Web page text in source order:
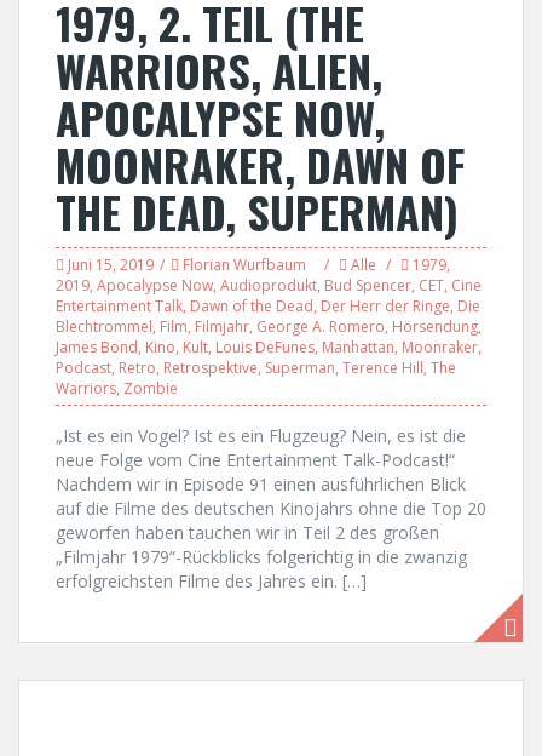
1979, 2. TEIL (THE
WARRIORS, ALIEN,
APOCALYPSE NOW,
MOONRAKER, DAWN OF
THE DEAD, SUPERMAN)
Juni 15, 2019 Florian Wurfbaum Alle 1979,
2019, Apocalypse Now, Audioprodukt, Bud Spencer, CET, Cine
Entertainment Talk, Dawn of the Dead, Der Herr der Ringe, Die
Blechtrommel, Film, Filmjahr, George A. Romero, Hörsendung,
James Bond, Kino, Kult, Louis DeFunes, Manhattan, Moonraker,
Podcast, Retro, Retrospektive, Superman, Terence Hill, The
Warriors, Zombie
„Ist es ein Vogel? Ist es ein Flugzeug? Nein, es ist die
neue Folge vom Cine Entertainment Talk-Podcast!“
Nachdem wir in Episode 91 einen ausführlichen Blick
auf die Filme des deutschen Kinojahrs ohne die Top 20
geworfen haben tauchen wir in Teil 2 des großen
„Filmjahr 1979“-Rückblicks folgerichtig in die zwanzig
erfolgreichsten Filme des Jahres ein. […]